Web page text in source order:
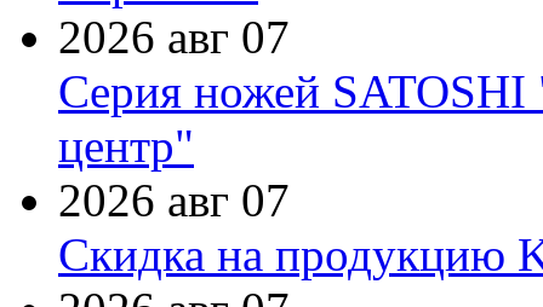
2026 авг 07
Серия ножей
центр"
2026 авг 07
Скидка на продукцию